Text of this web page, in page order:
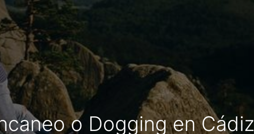
o Dogging en Cádiz